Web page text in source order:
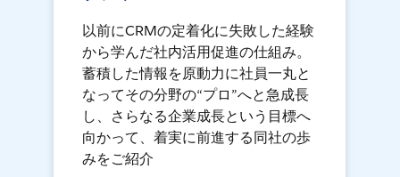
以前にCRMの定着化に失敗した経験
から学んだ社内活用促進の仕組み。
蓄積した情報を原動力に社員一丸と
なってその分野の“プロ”へと急成長
し、さらなる企業成長という目標へ
向かって、着実に前進する同社の歩
みをご紹介